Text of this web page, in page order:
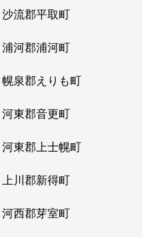
沙流郡平取町
浦河郡浦河町
幌泉郡えりも町
河東郡音更町
河東郡上士幌町
上川郡新得町
河西郡芽室町